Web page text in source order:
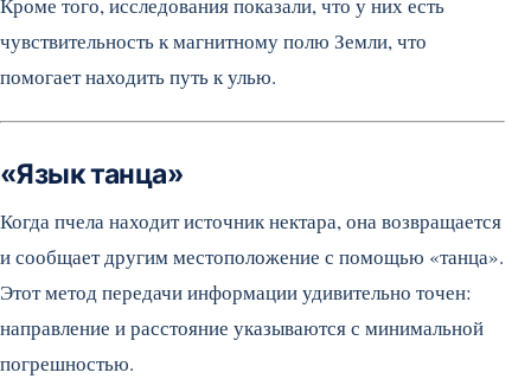
Кроме того, исследования показали, что у них есть
чувствительность к магнитному полю Земли, что
помогает находить путь к улью.
«Язык танца»
Когда пчела находит источник нектара, она возвращается
и сообщает другим местоположение с помощью «танца».
Этот метод передачи информации удивительно точен:
направление и расстояние указываются с минимальной
погрешностью.